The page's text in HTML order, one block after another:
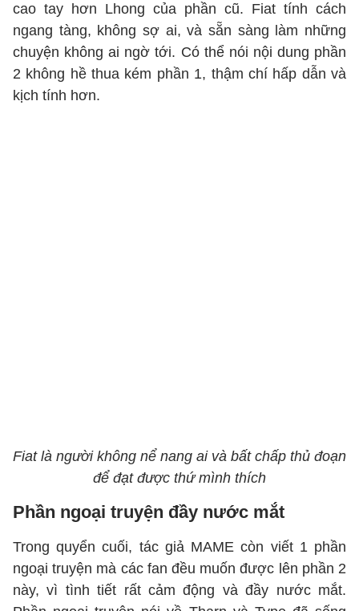
cao tay hơn Lhong của phần cũ. Fiat tính cách
ngang tàng, không sợ ai, và sẵn sàng làm những
chuyện không ai ngờ tới. Có thể nói nội dung phần
2 không hề thua kém phần 1, thậm chí hấp dẫn và
kịch tính hơn.
Fiat là người không nể nang ai và bất chấp thủ đoạn
để đạt được thứ mình thích
Phần ngoại truyện đầy nước mắt
Trong quyển cuối, tác giả MAME còn viết 1 phần
ngoại truyện mà các fan đều muốn được lên phần 2
này, vì tình tiết rất cảm động và đầy nước mắt.